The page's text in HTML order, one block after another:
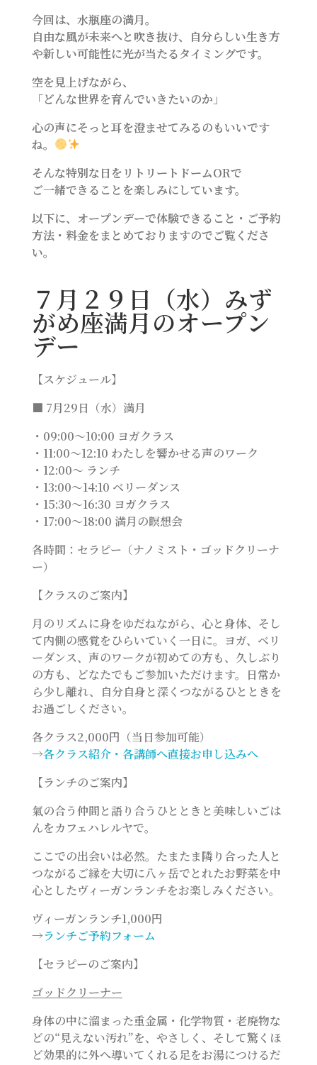
今回は、水瓶座の満月。
自由な風が未来へと吹き抜け、自分らしい生き方
や新しい可能性に光が当たるタイミングです。
空を見上げながら、
「どんな世界を育んでいきたいのか」
心の声にそっと耳を澄ませてみるのもいいです
ね。
そんな特別な日をリトリートドームORで
ご一緒できることを楽しみにしています。
以下に、オープンデーで体験できること・ご予約
方法・料金をまとめておりますのでご覧くださ
い。
７月２９日（水）みず
がめ座満月のオープン
デー
【スケジュール】
■ 7月29日（水）満月
・09:00～10:00 ヨガクラス
・11:00～12:10 わたしを響かせる声のワーク
・12:00～ ランチ
・13:00～14:10 ベリーダンス
・15:30～16:30 ヨガクラス
・17:00～18:00 満月の瞑想会
各時間：セラピー（ナノミスト・ゴッドクリーナ
ー）
【クラスのご案内】
月のリズムに身をゆだねながら、心と身体、そし
て内側の感覚をひらいていく一日に。ヨガ、ベリ
ーダンス、声のワークが初めての方も、久しぶり
の方も、どなたでもご参加いただけます。日常か
ら少し離れ、自分自身と深くつながるひとときを
お過ごしください。
各クラス2,000円（当日参加可能）
→各クラス紹介・各講師へ直接お申し込みへ
【ランチのご案内】
氣の合う仲間と語り合うひとときと美味しいごは
んをカフェハレルヤで。
ここでの出会いは必然。たまたま隣り合った人と
つながるご縁を大切に八ヶ岳でとれたお野菜を中
心としたヴィーガンランチをお楽しみください。
ヴィーガンランチ1,000円
→ランチご予約フォーム
【セラピーのご案内】
ゴッドクリーナー
身体の中に溜まった重金属・化学物質・老廃物な
どの“見えない汚れ”を、やさしく、そして驚くほ
ど効果的に外へ導いてくれる足をお湯につけるだ